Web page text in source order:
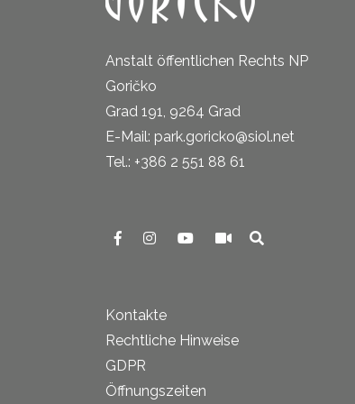
Anstalt öffentlichen Rechts NP
Goričko
Grad 191, 9264 Grad
E-Mail: park.goricko@siol.net
Tel.: +386 2 551 88 61
Kontakte
Rechtliche Hinweise
GDPR
Öffnungszeiten